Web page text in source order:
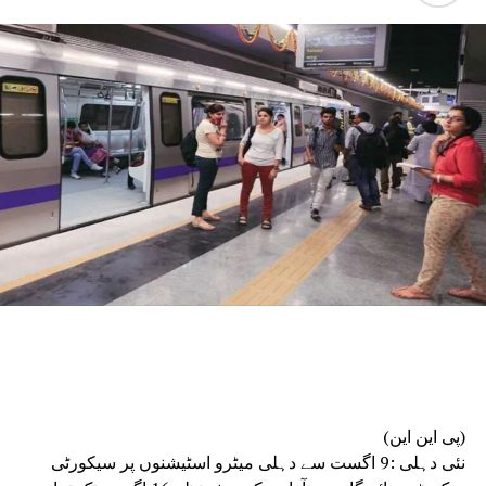
کی گئی ہے۔انہوں نے بتایا کہ ایف ایس ایل کو جدید
ترین بنانے کے لیے ضروری مشینری، سائنسی آلات،
سائبر ورک اسٹیشن اور استعمال کی اشیاء کی
خریداری کی گئی ہے۔
دہلی پولیس کی چھ رینجز اور 15 اضلاع میں نئے فوجداری
قوانین کے مطابق جائے وقوعہ پر فوری سائنسی
امداد دستیاب کرانے کے لیے فارنسک ماہرین
تعینات کیے گئے ہیں۔ مختلف رینجز میں فارنسک
ٹیموں کے استعمال کے لیے چھ موبائل فارنسک وین
بھی خریدی اور فعال کی جا رہی ہیں۔مسٹر سود نے
کہا کہ زیرِ التوا مقدمات کو کم کرنے کے لیے ایف
انہوں نے کہا کہ سائنسی تحقیقات موثر فوجداری
نظامِ انصاف کی ریڑھ کی ہڈی ہے۔ وقت پر کی جانے
(پی این این)
نئی دہلی :9 اگست سے دہلی میٹرو اسٹیشنوں پر سیکورٹی